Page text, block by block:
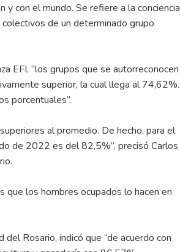
con el mundo. Se refiere a la conciencia
de un determinado grupo
EFI, “los grupos que se autorreconocen
superior, la cual llega al 74,62%.
porcentuales”.
al promedio. De hecho, para el
de 2022 es del 82,5%”, precisó Carlos
que los hombres ocupados lo hacen en
Rosario, indicó que “de acuerdo con